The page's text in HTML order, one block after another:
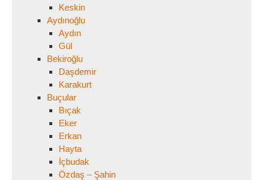
Keskin
Aydınoğlu
Aydın
Gül
Bekiroğlu
Daşdemir
Karakurt
Buçular
Bıçak
Eker
Erkan
Hayta
İçbudak
Özdaş – Şahin